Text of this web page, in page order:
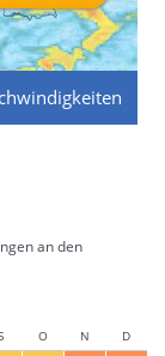
an den
O N D